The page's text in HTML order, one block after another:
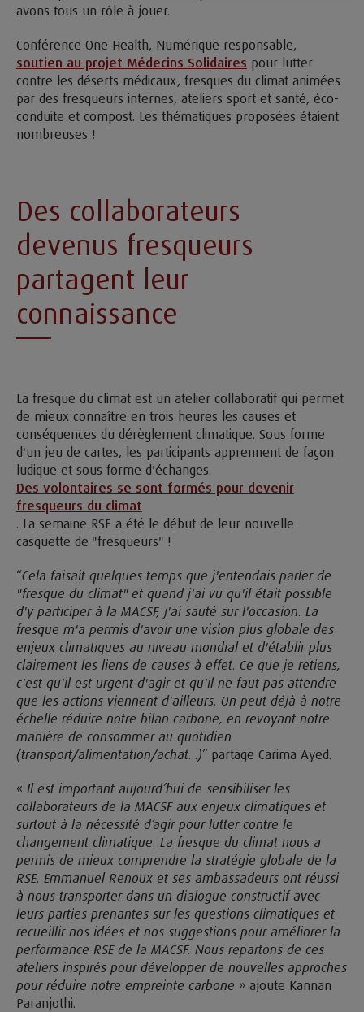
avons tous un rôle à jouer.
Conférence One Health, Numérique responsable,
soutien au projet Médecins Solidaires pour lutter
contre les déserts médicaux, fresques du climat animées
par des fresqueurs internes, ateliers sport et santé, éco-
conduite et compost. Les thématiques proposées étaient
nombreuses !
Des collaborateurs
devenus fresqueurs
partagent leur
connaissance
La fresque du climat est un atelier collaboratif qui permet
de mieux connaître en trois heures les causes et
conséquences du dérèglement climatique. Sous forme
d'un jeu de cartes, les participants apprennent de façon
ludique et sous forme d'échanges.
Des volontaires se sont formés pour devenir
fresqueurs du climat
. La semaine RSE a été le début de leur nouvelle
casquette de "fresqueurs" !
“Cela faisait quelques temps que j'entendais parler de
"fresque du climat" et quand j'ai vu qu'il était possible
d'y participer à la MACSF, j'ai sauté sur l'occasion. La
fresque m'a permis d'avoir une vision plus globale des
enjeux climatiques au niveau mondial et d'établir plus
clairement les liens de causes à effet. Ce que je retiens,
c'est qu'il est urgent d'agir et qu'il ne faut pas attendre
que les actions viennent d'ailleurs. On peut déjà à notre
échelle réduire notre bilan carbone, en revoyant notre
manière de consommer au quotidien
(transport/alimentation/achat...)” partage Carima Ayed.
« Il est important aujourd’hui de sensibiliser les
collaborateurs de la MACSF aux enjeux climatiques et
surtout à la nécessité d’agir pour lutter contre le
changement climatique. La fresque du climat nous a
permis de mieux comprendre la stratégie globale de la
RSE. Emmanuel Renoux et ses ambassadeurs ont réussi
à nous transporter dans un dialogue constructif avec
leurs parties prenantes sur les questions climatiques et
recueillir nos idées et nos suggestions pour améliorer la
performance RSE de la MACSF. Nous repartons de ces
ateliers inspirés pour développer de nouvelles approches
pour réduire notre empreinte carbone » ajoute Kannan
Paranjothi.